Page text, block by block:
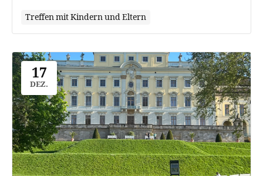
Treffen mit Kindern und Eltern
17
DEZ.